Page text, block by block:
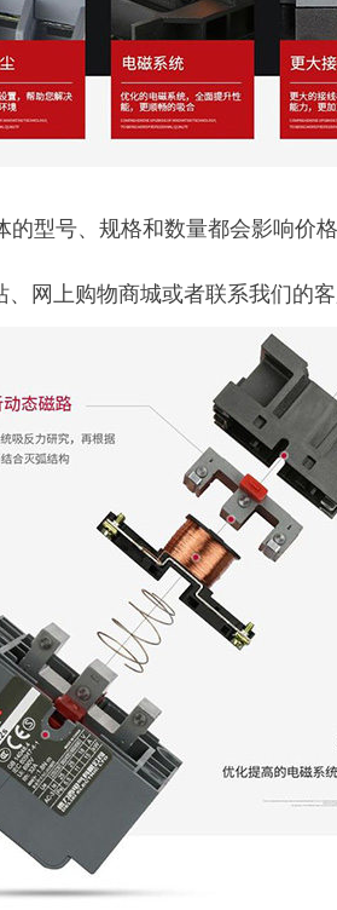
型号、规格和数量都会影响价
网上购物商城或者联系我们的客